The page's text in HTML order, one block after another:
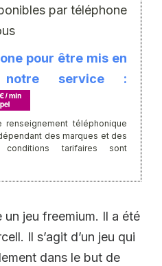
par téléphone
pour être mis en
service :
téléphonique
des marques et des
tarifaires sont
un jeu freemium. Il a été
Il s’agit d’un jeu qui
dans le but de